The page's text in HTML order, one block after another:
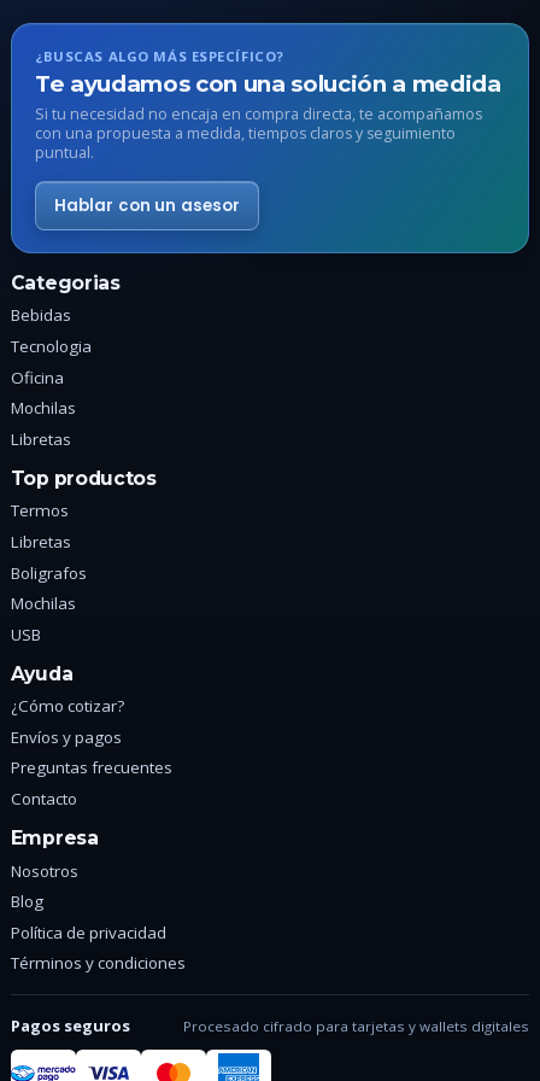
opciones
se
pueden
elegir
en
página
de
producto
¿BUSCAS ALGO MÁS ESPECÍFICO?
Te ayudamos con una solución a medida
Si tu necesidad no encaja en compra directa, te acompañamos
con una propuesta a medida, tiempos claros y seguimiento
puntual.
Hablar con un asesor
Categorias
Bebidas
Tecnologia
Oficina
Mochilas
Libretas
Top productos
Termos
Libretas
Boligrafos
Mochilas
USB
Ayuda
¿Cómo cotizar?
Envíos y pagos
Preguntas frecuentes
Contacto
Empresa
Nosotros
Blog
Política de privacidad
Términos y condiciones
Pagos seguros Procesado cifrado para tarjetas y wallets digitales